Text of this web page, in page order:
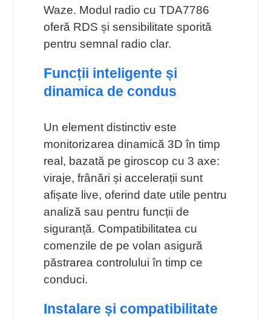
Waze. Modul radio cu TDA7786
oferă RDS și sensibilitate sporită
pentru semnal radio clar.
Funcții inteligente și
dinamica de condus
Un element distinctiv este
monitorizarea dinamică 3D în timp
real, bazată pe giroscop cu 3 axe:
viraje, frânări și accelerații sunt
afișate live, oferind date utile pentru
analiză sau pentru funcții de
siguranță. Compatibilitatea cu
comenzile de pe volan asigură
păstrarea controlului în timp ce
conduci.
Instalare și compatibilitate